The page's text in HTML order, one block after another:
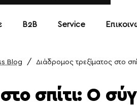
Β2Β Service
Blog Διάδρομος τρεξίματος στο
σπίτι: Ο